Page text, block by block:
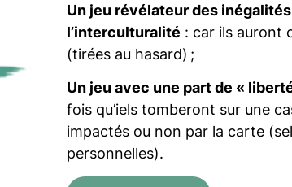
Un jeu révélateur des
l’interculturalité : car ils auront
(tirées au hasard) ;
Un jeu avec une part de «
fois qu’iels tomberont sur une
impactés ou non par la carte
personnelles).